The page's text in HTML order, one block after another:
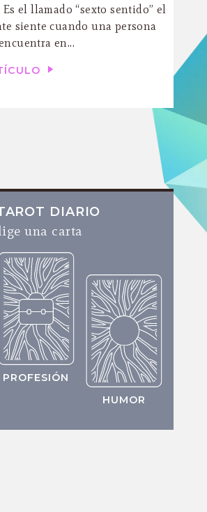
el llamado “sexto sentido” el
siente cuando una persona
en...
DIARIO
una carta
PROFESIÓN
HUMOR